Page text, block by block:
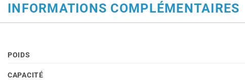
INFORMATIONS COMPLÉMENTAIRES
POIDS
CAPACITÉ